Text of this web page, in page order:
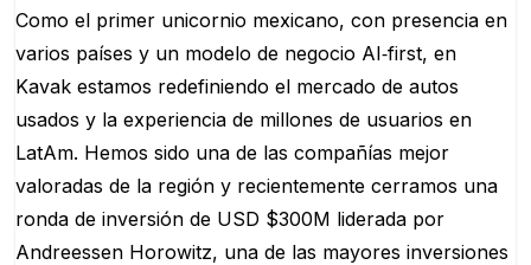
Como el primer unicornio mexicano, con presencia en
varios países y un modelo de negocio AI‑first, en
Kavak estamos redefiniendo el mercado de autos
usados y la experiencia de millones de usuarios en
LatAm. Hemos sido una de las compañías mejor
valoradas de la región y recientemente cerramos una
ronda de inversión de USD $300M liderada por
Andreessen Horowitz, una de las mayores inversiones